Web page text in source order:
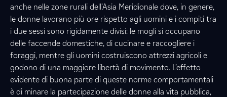
anche nelle zone rurali dell’Asia Meridionale dove, in genere,
le donne lavorano più ore rispetto agli uomini e i compiti tra
i due sessi sono rigidamente divisi: le mogli si occupano
delle faccende domestiche, di cucinare e raccogliere i
foraggi, mentre gli uomini costruiscono attrezzi agricoli e
godono di una maggiore libertà di movimento. L’effetto
evidente di buona parte di queste norme comportamentali
è di minare la partecipazione delle donne alla vita pubblica,